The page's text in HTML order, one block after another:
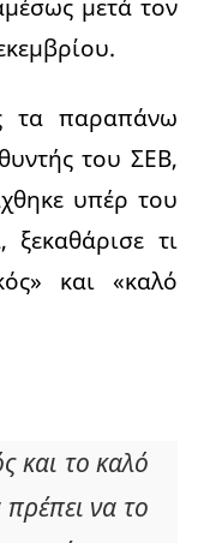
μετά τον
τα παραπάνω
του ΣΕΒ,
υπέρ του
ξεκαθάρισε τι
και «καλό
και το καλό
να το